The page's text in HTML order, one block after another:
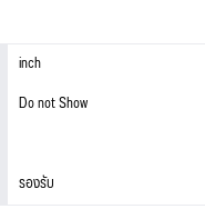
inch
Do not Show
รองรับ